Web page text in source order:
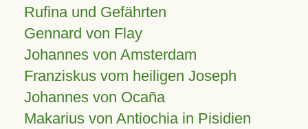
Rufina und Gefährten
Gennard von Flay
Johannes von Amsterdam
Franziskus vom heiligen Joseph
Johannes von Ocaña
Makarius von Antiochia in Pisidien